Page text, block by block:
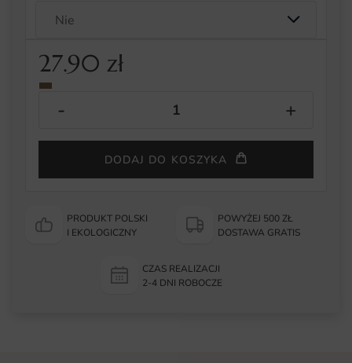
27.90 zł
DODAJ DO KOSZYKA
PRODUKT POLSKI
I EKOLOGICZNY
POWYŻEJ 500 ZŁ
DOSTAWA GRATIS
CZAS REALIZACJI
2-4 DNI ROBOCZE